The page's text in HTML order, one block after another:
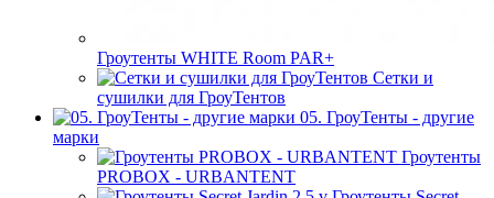
Гроутенты WHITE Room PAR+
Сетки и
сушилки для ГроуТентов
05. ГроуТенты - другие
марки
Гроутенты
PROBOX - URBANTENT